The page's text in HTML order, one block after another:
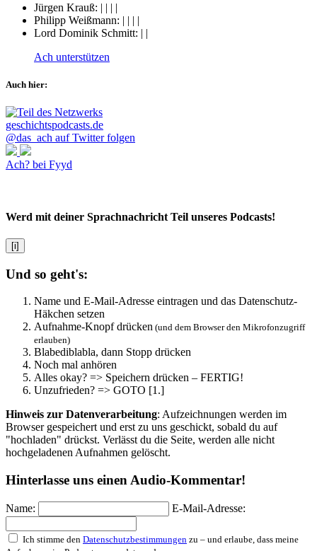
Jürgen Krauß: | | | |
Philipp Weißmann: | | | |
Lord Dominik Schmitt: | |
Ach unterstützen
Auch hier:
@das_ach auf Twitter folgen
Ach? bei Fyyd
Werd mit deiner Sprachnachricht Teil unseres Podcasts!
[i]
Und so geht's:
Name und E-Mail-Adresse eintragen und das Datenschutz-
Häkchen setzen
Aufnahme-Knopf drücken (und dem Browser den Mikrofonzugriff
erlauben)
Blabediblabla, dann Stopp drücken
Noch mal anhören
Alles okay? => Speichern drücken – FERTIG!
Unzufrieden? => GOTO [1.]
Hinweis zur Datenverarbeitung: Aufzeichnungen werden im
Browser gespeichert und erst zu uns geschickt, sobald du auf
"hochladen" drückst. Verlässt du die Seite, werden alle nicht
hochgeladenen Aufnahmen gelöscht.
Hinterlasse uns einen Audio-Kommentar!
Name: E-Mail-Adresse:
Ich stimme den Datenschutzbestimmungen zu – und erlaube, dass meine